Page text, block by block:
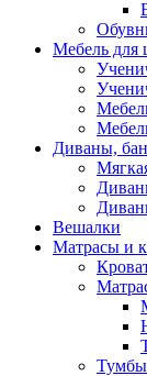
Мебель для
Диваны,
Вешалки
Матрасы и